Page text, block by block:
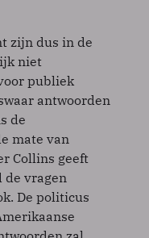
zijn dus in de
niet
publiek
antwoorden
de
mate van
Collins geeft
de vragen
De politicus